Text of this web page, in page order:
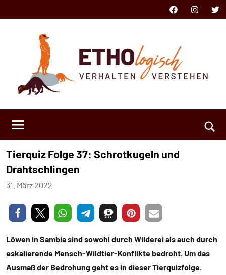
Inhalt
FacebookInstagram
Tierquiz Folge 37: Schrotkugeln und
Drahtschlingen
31. März 2022
Sophia
Marie
Quante
Löwen in Sambia sind sowohl durch Wilderei als auch durch
eskalierende Mensch-Wildtier-Konflikte bedroht. Um das
Ausmaß der Bedrohung geht es in dieser Tierquizfolge.